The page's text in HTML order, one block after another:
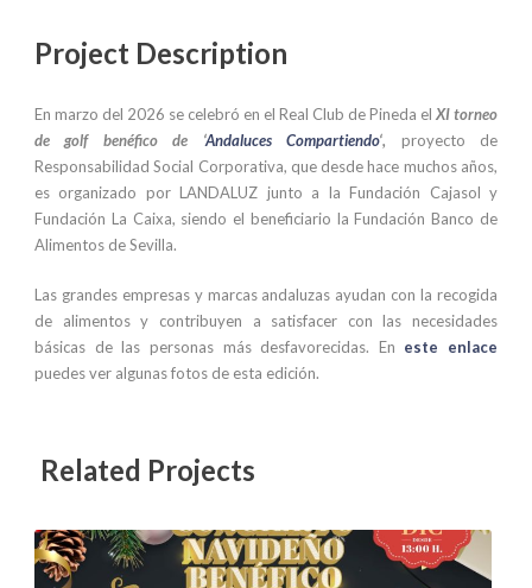
Project Description
En marzo del 2026 se celebró en el Real Club de Pineda el XI torneo
de golf benéfico de ‘Andaluces Compartiendo‘,
proyecto de
Responsabilidad Social Corporativa, que desde hace muchos años,
es organizado por LANDALUZ junto a la Fundación Cajasol y
Fundación La Caixa, siendo el beneficiario la Fundación Banco de
Alimentos de Sevilla.
Las grandes empresas y marcas andaluzas ayudan con la recogida
de alimentos y contribuyen a satisfacer con las necesidades
básicas de las personas más desfavorecidas. En este enlace
puedes ver algunas fotos de esta edición.
Related Projects